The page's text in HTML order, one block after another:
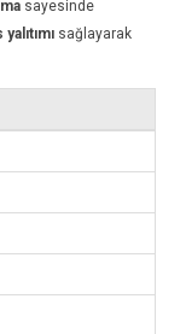
sayesinde
sağlayarak